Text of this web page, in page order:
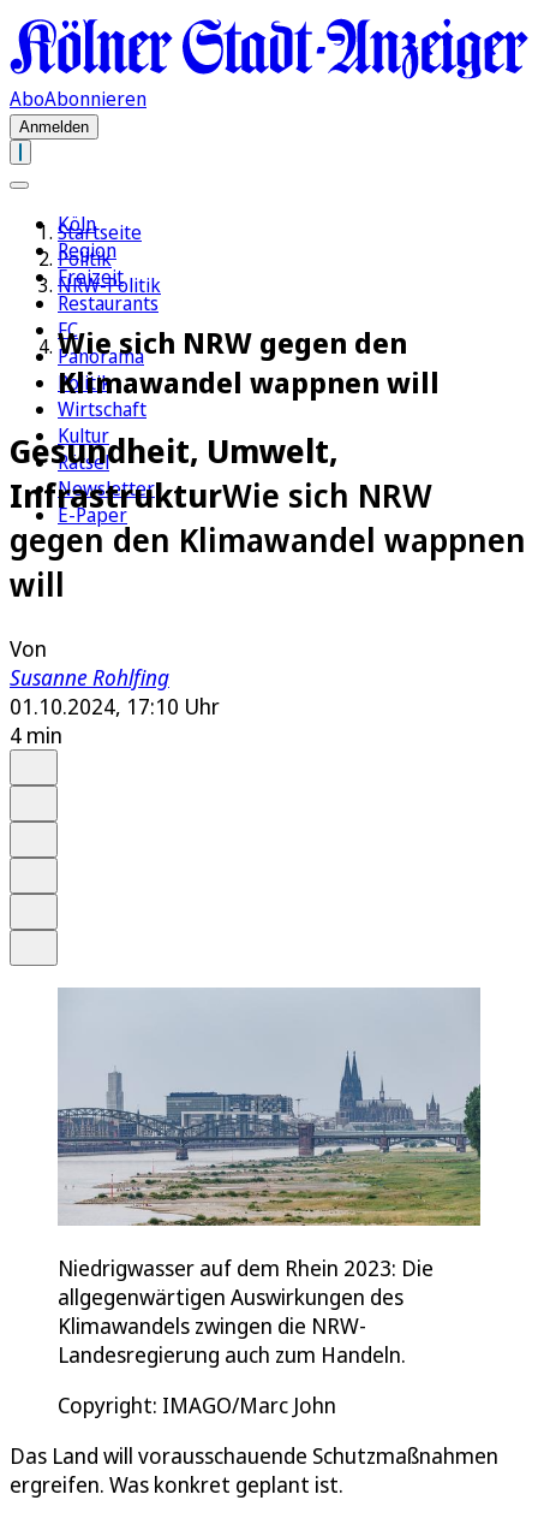
AboAbonnieren
Anmelden
Köln
Region
Freizeit
Restaurants
FC
Panorama
Politik
Wirtschaft
Kultur
Rätsel
Newsletter
E-Paper
Startseite
Politik
NRW-Politik
Wie sich NRW gegen den
Klimawandel wappnen will
Gesundheit, Umwelt,
InfrastrukturWie sich NRW
gegen den Klimawandel wappnen
will
Von
Susanne Rohlfing
01.10.2024, 17:10 Uhr
4 min
Niedrigwasser auf dem Rhein 2023: Die
allgegenwärtigen Auswirkungen des
Klimawandels zwingen die NRW-
Landesregierung auch zum Handeln.
Copyright: IMAGO/Marc John
Das Land will vorausschauende Schutzmaßnahmen
ergreifen. Was konkret geplant ist.